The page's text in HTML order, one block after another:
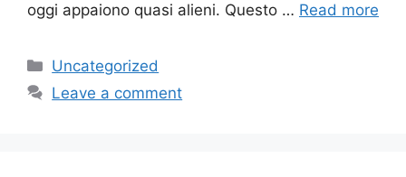
oggi appaiono quasi alieni. Questo … Read more
Categories
Uncategorized
Leave a comment